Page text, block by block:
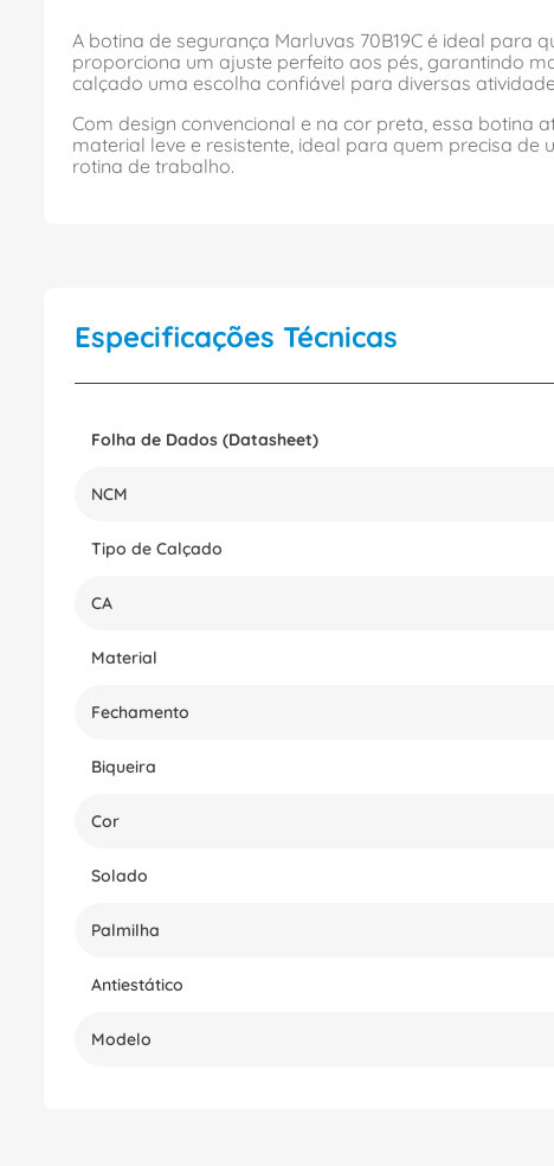
A botina de segurança Marluvas 70B19C é ideal
proporciona um ajuste perfeito aos pés, garantindo
calçado uma escolha confiável para diversas
Com design convencional e na cor preta, essa botina
material leve e resistente, ideal para quem precisa de
rotina de trabalho.
Especificações Técnicas
Folha de Dados (Datasheet)
NCM
Tipo de Calçado
CA
Material
Fechamento
Biqueira
Cor
Solado
Palmilha
Antiestático
Modelo